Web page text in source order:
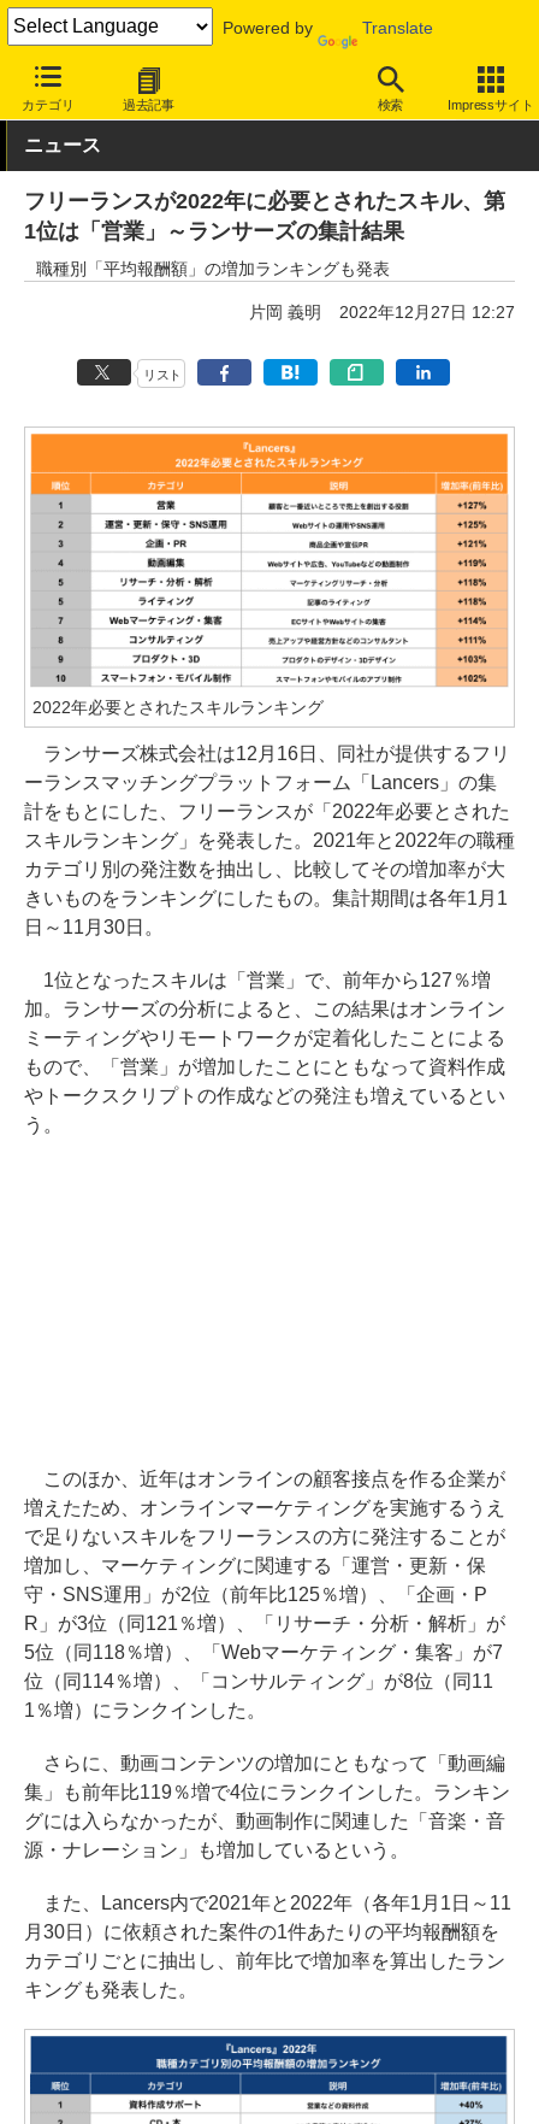
Powered by Translate
カテゴリ 過去記事 検索 Impressサイト
INTERNET Watch トピック キャリア
ニュース
フリーランスが2022年に必要とされたスキル、第
1位は「営業」～ランサーズの集計結果
職種別「平均報酬額」の増加ランキングも発表
片岡 義明 2022年12月27日 12:27
リスト
2022年必要とされたスキルランキング
ランサーズ株式会社は12月16日、同社が提供するフリ
ーランスマッチングプラットフォーム「Lancers」の集
計をもとにした、フリーランスが「2022年必要とされた
スキルランキング」を発表した。2021年と2022年の職種
カテゴリ別の発注数を抽出し、比較してその増加率が大
きいものをランキングにしたもの。集計期間は各年1月1
日～11月30日。
1位となったスキルは「営業」で、前年から127％増
加。ランサーズの分析によると、この結果はオンライン
ミーティングやリモートワークが定着化したことによる
もので、「営業」が増加したことにともなって資料作成
やトークスクリプトの作成などの発注も増えているとい
う。
このほか、近年はオンラインの顧客接点を作る企業が
増えたため、オンラインマーケティングを実施するうえ
で足りないスキルをフリーランスの方に発注することが
増加し、マーケティングに関連する「運営・更新・保
守・SNS運用」が2位（前年比125％増）、「企画・P
R」が3位（同121％増）、「リサーチ・分析・解析」が
5位（同118％増）、「Webマーケティング・集客」が7
位（同114％増）、「コンサルティング」が8位（同11
1％増）にランクインした。
さらに、動画コンテンツの増加にともなって「動画編
集」も前年比119％増で4位にランクインした。ランキン
グには入らなかったが、動画制作に関連した「音楽・音
源・ナレーション」も増加しているという。
また、Lancers内で2021年と2022年（各年1月1日～11
月30日）に依頼された案件の1件あたりの平均報酬額を
カテゴリごとに抽出し、前年比で増加率を算出したラン
キングも発表した。